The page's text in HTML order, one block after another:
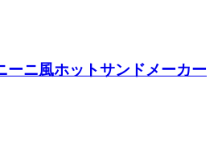
ニ風ホットサンドメーカー